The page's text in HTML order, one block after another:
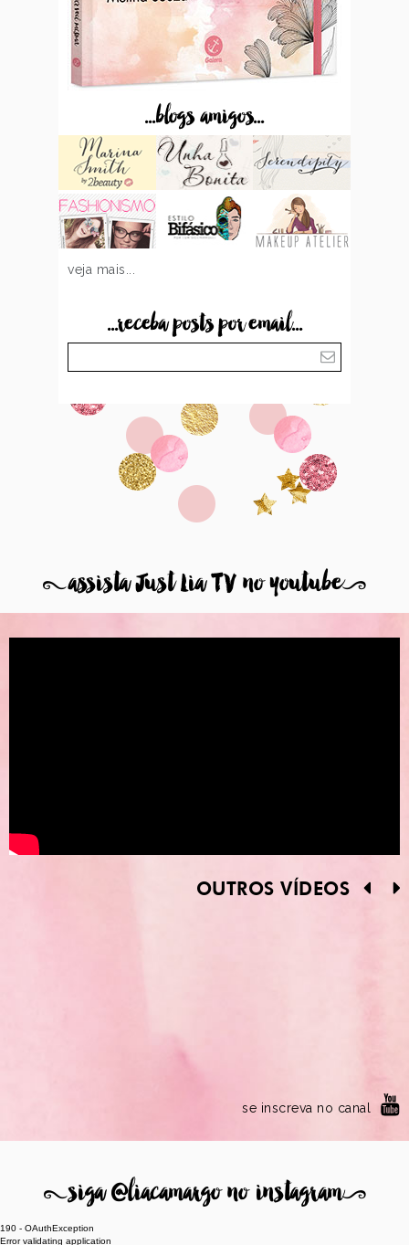
...blogs amigos...
veja mais...
...receba posts por email...
8assista Just Lia TV no youtube9
OUTROS VÍDEOS
se inscreva no canal
8siga @liacamargo no instagram9
190 - OAuthException
Error validating application